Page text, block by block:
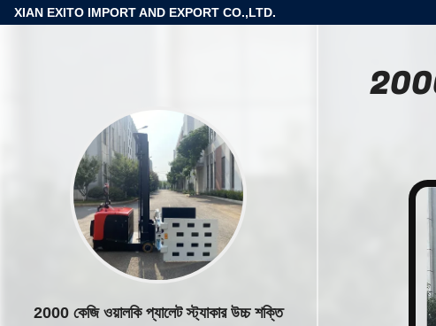
XIAN EXITO IMPORT AND EXPORT CO.,LTD.
2000 কেজি ওয়ালকি প্যালেট স্ট্যাকার উচ্চ শক্তি
2000